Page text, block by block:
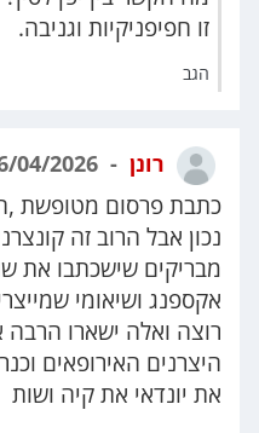
זו חפיפניקיות וגניבה.
הגב
רונן
כתבת פרסום מטופשת
נכון אבל הרוב זה
מבריקים שישכתבו את
אקספנג ושיאומי
רוצה ואלה ישארו
היצרנים האירופאים
את יונדאי את קיה ושות